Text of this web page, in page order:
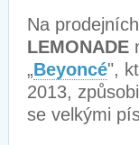
Na
LEMONADE
„Beyoncé",
2013,
se velkými